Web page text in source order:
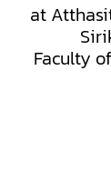
at
Faculty